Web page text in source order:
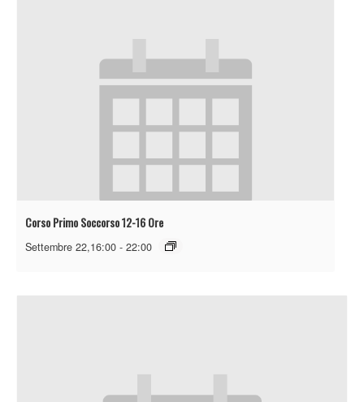
Corso Primo Soccorso 12-16 Ore
Settembre 22,16:00 - 22:00